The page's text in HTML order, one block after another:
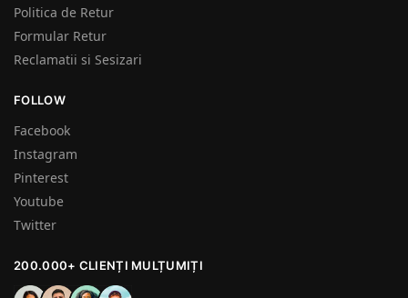
Politica de Retur
Formular Retur
Reclamatii si Sesizari
FOLLOW
Facebook
Instagram
Pinterest
Youtube
Twitter
200.000+ CLIENȚI MULȚUMIȚI